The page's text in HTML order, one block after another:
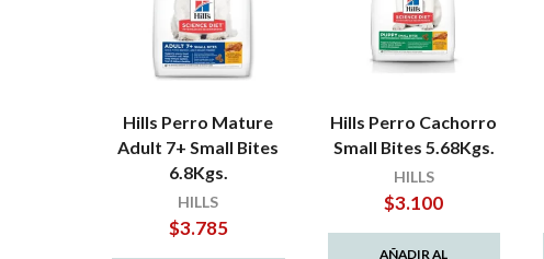
Hills Perro Mature
Adult 7+ Small Bites
6.8Kgs.
HILLS
$3.785
Hills Perro Cachorro
Small Bites 5.68Kgs.
HILLS
$3.100
AÑADIR AL